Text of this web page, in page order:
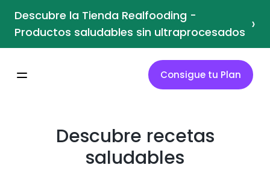
Descubre la Tienda Realfooding -
Productos saludables sin ultraprocesados ›
Consigue tu Plan
Descubre recetas
saludables